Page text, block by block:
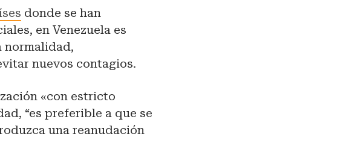
donde se han
en Venezuela es
normalidad,
nuevos contagios.
«con estricto
“es preferible a que se
una reanudación